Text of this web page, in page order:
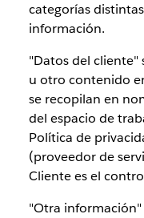
categorías
información.
"Datos del cliente"
u otro contenido
se recopilan en
del espacio de
Política de
(proveedor de
Cliente es el
"Otra información"